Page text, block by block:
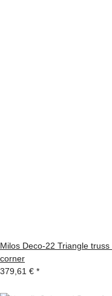
Milos Deco-22 Triangle
corner
379,61 € *